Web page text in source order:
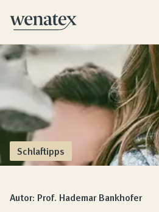
Wenatex Schlafberatung
Individuelle Produktberatung
Produkte
Qualität und Garantie
Schlaftipps
Autor: Prof. Hademar Bankhofer